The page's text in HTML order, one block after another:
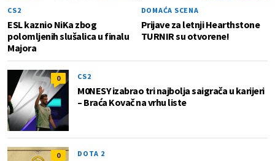
CS2
ESL kaznio NiKa zbog
polomljenih slušalica u finalu
Majora
DOMAĆA SCENA
Prijave za letnji Hearthstone
TURNIR su otvorene!
0 CS2
M0NESY izabrao tri najbolja saigrača u karijeri
– Braća Kovač na vrhu liste
0 DOTA 2